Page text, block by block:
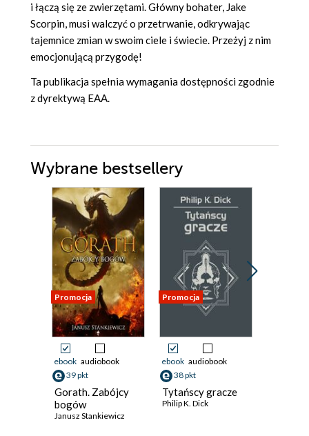
i łączą się ze zwierzętami. Główny bohater, Jake
Scorpin, musi walczyć o przetrwanie, odkrywając
tajemnice zmian w swoim ciele i świecie. Przeżyj z nim
emocjonującą przygodę!
Ta publikacja spełnia wymagania dostępności zgodnie
z dyrektywą EAA.
Wybrane bestsellery
Promocja
ebook audiobook
39 pkt
Gorath. Zabójcy
bogów
Janusz Stankiewicz
Promocja
ebook audiobook
38 pkt
Tytańscy gracze
Philip K. Dick